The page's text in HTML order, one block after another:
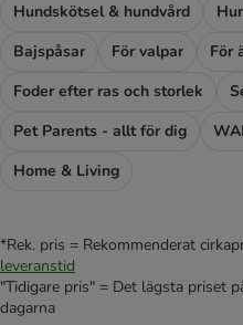
Hundskötsel & hundvård
Bajspåsar
För valpar För
Foder efter ras och storlek
Pet Parents - allt för dig
Home & Living
*Rek. pris = Rekommenderat
leveranstid
"Tidigare pris" = Det lägsta priset
dagarna